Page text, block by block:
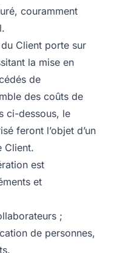
couramment
Client porte sur
la mise en
de
des coûts de
ci-dessous, le
feront l’objet d’un
Client.
est
et
;
de personnes,